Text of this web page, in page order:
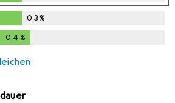
%
%
0,3%
0,4 %